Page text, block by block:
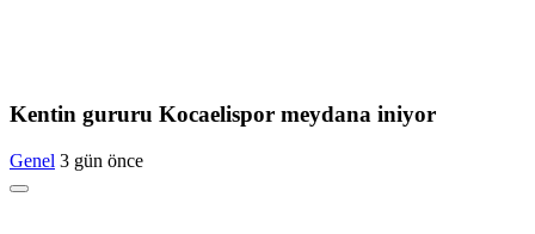
Kentin gururu Kocaelispor meydana iniyor
Genel 3 gün önce